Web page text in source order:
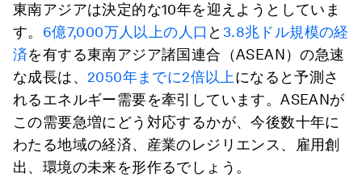
東南アジアは決定的な10年を迎えようとしていま
す。 6億7,000万人以上の人口 と 3.8兆ドル規模の経
済を有する東南アジア諸国連合（ASEAN）の急速
な成長は、 2050年までに2倍以上になると予測さ
れるエネルギー需要を牽引しています。ASEANが
この需要急増にどう対応するかが、今後数十年に
わたる地域の経済、産業のレジリエンス、雇用創
出、環境の未来を形作るでしょう。